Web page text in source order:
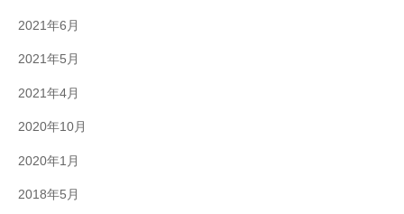
2021年6月
2021年5月
2021年4月
2020年10月
2020年1月
2018年5月